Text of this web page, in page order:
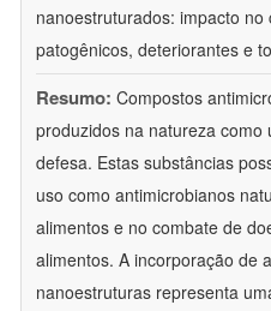
nanoestruturados: impacto
patogênicos, deteriorantes e
Resumo: Compostos
produzidos na natureza
defesa. Estas substâncias
uso como antimicrobianos
alimentos e no combate de
alimentos. A incorporação de
nanoestruturas representa